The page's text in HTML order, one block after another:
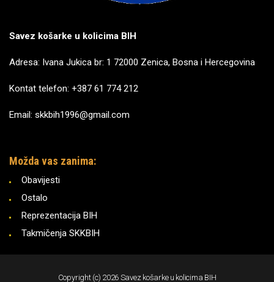
Savez košarke u kolicima BIH
Adresa: Ivana Jukica br: 1 72000 Zenica, Bosna i Hercegovina
Kontat telefon: +387 61 774 212
Email: skkbih1996@gmail.com
Možda vas zanima:
Obavijesti
Ostalo
Reprezentacija BIH
Takmičenja SKKBIH
Copyright (c) 2026 Savez košarke u kolicima BIH